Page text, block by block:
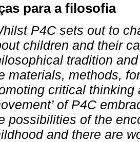
para a filosofia
P4C sets out to
children and their
tradition
materials, methods,
critical
of P4C
possibilities of the
and there are